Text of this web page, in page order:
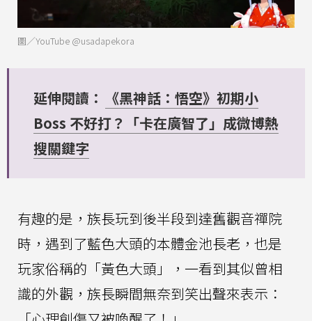
圖／YouTube @usadapekora
延伸閱讀：
《黑神話：悟空》初期小
Boss 不好打？「卡在廣智了」成微博熱
搜關鍵字
有趣的是，族長玩到後半段到達舊觀音禪院
時，遇到了藍色大頭的本體金池長老，也是
玩家俗稱的「黃色大頭」，一看到其似曾相
識的外觀，族長瞬間無奈到笑出聲來表示：